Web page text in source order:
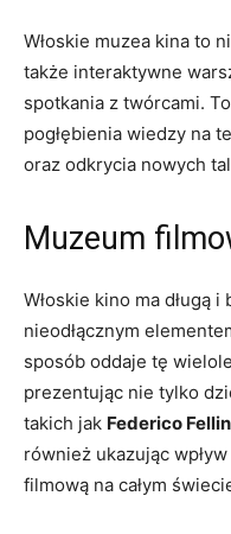
Włoskie‌ muzea kina to​
także interaktywne
spotkania z twórcami.
pogłębienia wiedzy na
oraz odkrycia ⁣nowych
Muzeum
Włoskie kino ma długą
nieodłącznym
sposób⁢ oddaje tę
prezentując ⁤nie tylko
takich ⁤jak⁤ Federico⁣
również ukazując
filmową ⁣na całym